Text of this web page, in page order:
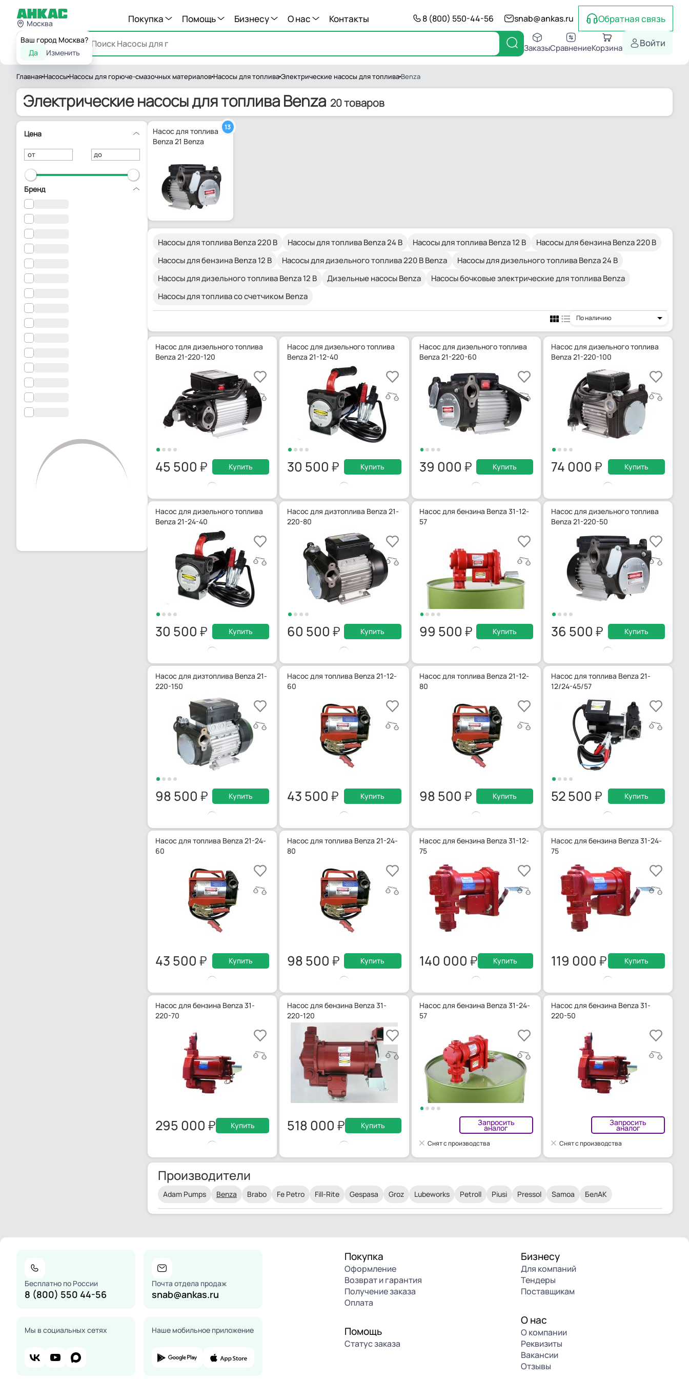
Москва
Ваш город Москва?
Да
Изменить
Покупка Помощь Бизнесу О нас Контакты 8 (800) 550-44-56 snab@ankas.ru Обратная связь
Каталог ЗаказыСравнениеКорзина Войти
Главная Насосы Насосы для горюче-смазочных материалов Насосы для топливаЭлектрические насосы для топлива Benza
Электрические насосы для топлива Benza 20 товаров
Цена
от до
Бренд
Насос для топлива
Benza 21 Benza
13
Насосы для топлива Benza 220 В Насосы для топлива Benza 24 В Насосы для топлива Benza 12 В
Насосы для бензина Benza 220 В
Насосы для бензина Benza 12 В
Насосы для дизельного топлива 220 В Benza
Насосы для дизельного топлива Benza 24 В
Насосы для дизельного топлива Benza 12 В
Дизельные насосы Benza
Насосы бочковые электрические для топлива Benza
Насосы для топлива со счетчиком Benza
По наличию
Насос для дизельного топлива
Benza 21-220-120
45 500 Купить
Насос для дизельного топлива
Benza 21-12-40
30 500 Купить
Насос для дизельного топлива
Benza 21-220-60
39 000 Купить
Насос для дизельного топлива
Benza 21-220-100
74 000 Купить
Насос для дизельного топлива
Benza 21-24-40
30 500 Купить
Насос для дизтоплива Benza 21-
220-80
60 500 Купить
Насос для бензина Benza 31-12-
57
99 500 Купить
Насос для дизельного топлива
Benza 21-220-50
36 500 Купить
Насос для дизтоплива Benza 21-
220-150
98 500 Купить
Насос для топлива Benza 21-12-
60
43 500 Купить
Насос для топлива Benza 21-12-
80
98 500 Купить
Насос для топлива Benza 21-
12/24-45/57
52 500 Купить
Насос для топлива Benza 21-24-
60
43 500 Купить
Насос для топлива Benza 21-24-
80
98 500 Купить
Насос для бензина Benza 31-12-
75
140 000 Купить
Насос для бензина Benza 31-24-
75
119 000 Купить
Насос для бензина Benza 31-
220-70
295 000 Купить
Насос для бензина Benza 31-
220-120
518 000 Купить
Насос для бензина Benza 31-24-
57
Запросить
аналог
Снят с производства
Насос для бензина Benza 31-
220-50
Запросить
аналог
Снят с производства
Производители
Adam Pumps Benza Brabo Fe Petro Fill-Rite Gespasa Groz Lubeworks Petroll Piusi Pressol Samoa БелАК
Бесплатно по России
8 (800) 550 44-56
Почта отдела продаж
snab@ankas.ru
Мы в социальных сетях Наше мобильное приложение
Покупка
Оформление
Возврат и гарантия
Получение заказа
Оплата
Помощь
Статус заказа
Бизнесу
Для компаний
Тендеры
Поставщикам
О нас
О компании
Реквизиты
Вакансии
Отзывы